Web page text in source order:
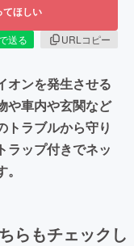
てほしい
送る
URLコピー
オンを発生させる
や車内や玄関など
トラブルから守り
ラップ付きでネッ
らもチェックし